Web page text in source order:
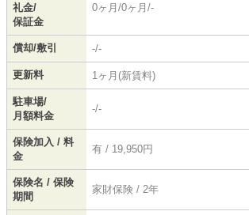
礼金/
保証金
0ヶ月/0ヶ月/-
償却/敷引 -/-
更新料 1ヶ月(新賃料)
駐車場/
月額料金
-/-
保険加入 / 料
金
有 / 19,950円
保険名 / 保険
期間
家財保険 / 2年